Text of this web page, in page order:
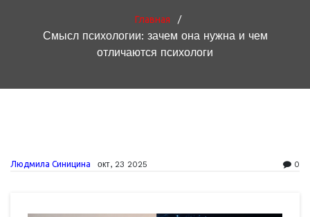
Главная
/
Смысл психологии: зачем она нужна и чем
отличаются психологи
Людмила Синицина окт, 23 2025 0